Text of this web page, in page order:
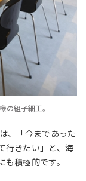
の組子細工。
、「今まであった
行きたい」と、海
積極的です。